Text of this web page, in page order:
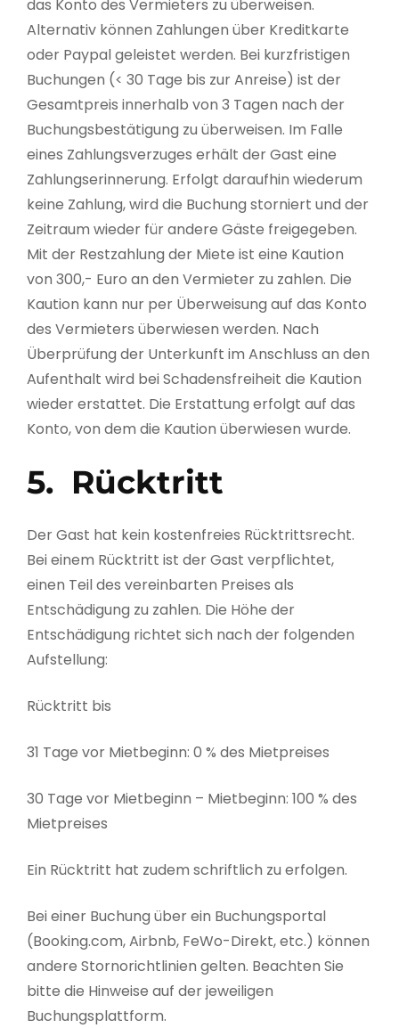
das Konto des Vermieters zu überweisen.
Alternativ können Zahlungen über Kreditkarte
oder Paypal geleistet werden. Bei kurzfristigen
Buchungen (< 30 Tage bis zur Anreise) ist der
Gesamtpreis innerhalb von 3 Tagen nach der
Buchungsbestätigung zu überweisen. Im Falle
eines Zahlungsverzuges erhält der Gast eine
Zahlungserinnerung. Erfolgt daraufhin wiederum
keine Zahlung, wird die Buchung storniert und der
Zeitraum wieder für andere Gäste freigegeben.
Mit der Restzahlung der Miete ist eine Kaution
von 300,- Euro an den Vermieter zu zahlen. Die
Kaution kann nur per Überweisung auf das Konto
des Vermieters überwiesen werden. Nach
Überprüfung der Unterkunft im Anschluss an den
Aufenthalt wird bei Schadensfreiheit die Kaution
wieder erstattet. Die Erstattung erfolgt auf das
Konto, von dem die Kaution überwiesen wurde.
5. Rücktritt
Der Gast hat kein kostenfreies Rücktrittsrecht.
Bei einem Rücktritt ist der Gast verpflichtet,
einen Teil des vereinbarten Preises als
Entschädigung zu zahlen. Die Höhe der
Entschädigung richtet sich nach der folgenden
Aufstellung:
Rücktritt bis
31 Tage vor Mietbeginn: 0 % des Mietpreises
30 Tage vor Mietbeginn – Mietbeginn: 100 % des
Mietpreises
Ein Rücktritt hat zudem schriftlich zu erfolgen.
Bei einer Buchung über ein Buchungsportal
(Booking.com, Airbnb, FeWo-Direkt, etc.) können
andere Stornorichtlinien gelten. Beachten Sie
bitte die Hinweise auf der jeweiligen
Buchungsplattform.